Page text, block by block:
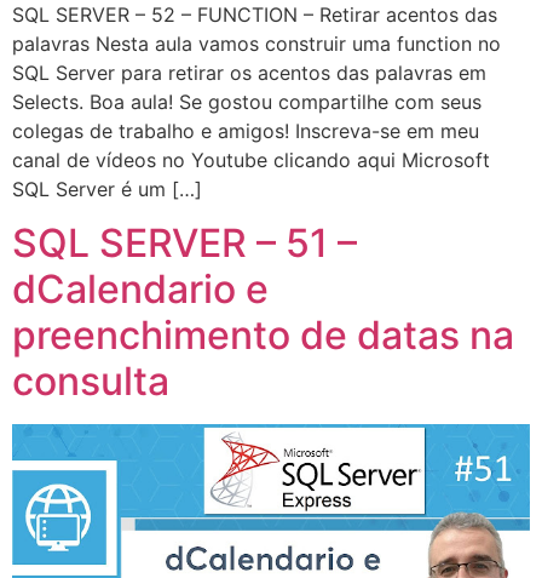
SQL SERVER – 52 – FUNCTION – Retirar acentos das
palavras Nesta aula vamos construir uma function no
SQL Server para retirar os acentos das palavras em
Selects. Boa aula! Se gostou compartilhe com seus
colegas de trabalho e amigos! Inscreva-se em meu
canal de vídeos no Youtube clicando aqui Microsoft
SQL Server é um […]
SQL SERVER – 51 –
dCalendario e
preenchimento de datas na
consulta